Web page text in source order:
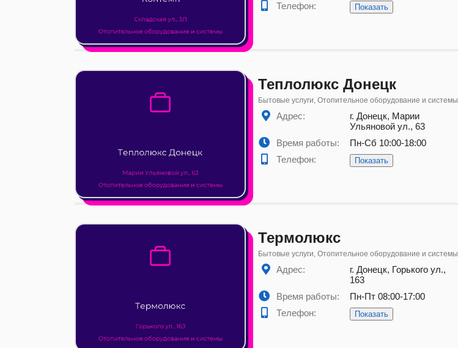
Телефон:
Показать
Теплолюкс Донецк
Бытовые услуги, Отопительное оборудование и системы
Адрес:
г. Донецк, Марии
Ульяновой ул., 63
Время работы:
Пн-Сб 10:00-18:00
Телефон:
Показать
Термолюкс
Бытовые услуги, Отопительное оборудование и системы
Адрес:
г. Донецк, Горького ул.,
163
Время работы:
Пн-Пт 08:00-17:00
Телефон:
Показать